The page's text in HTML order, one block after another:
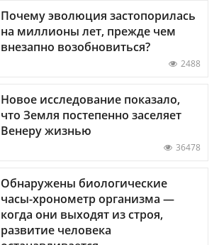
Почему эволюция застопорилась
на миллионы лет, прежде чем
внезапно возобновиться?
2488
Новое исследование показало,
что Земля постепенно заселяет
Венеру жизнью
36478
Обнаружены биологические
часы-хронометр организма —
когда они выходят из строя,
развитие человека